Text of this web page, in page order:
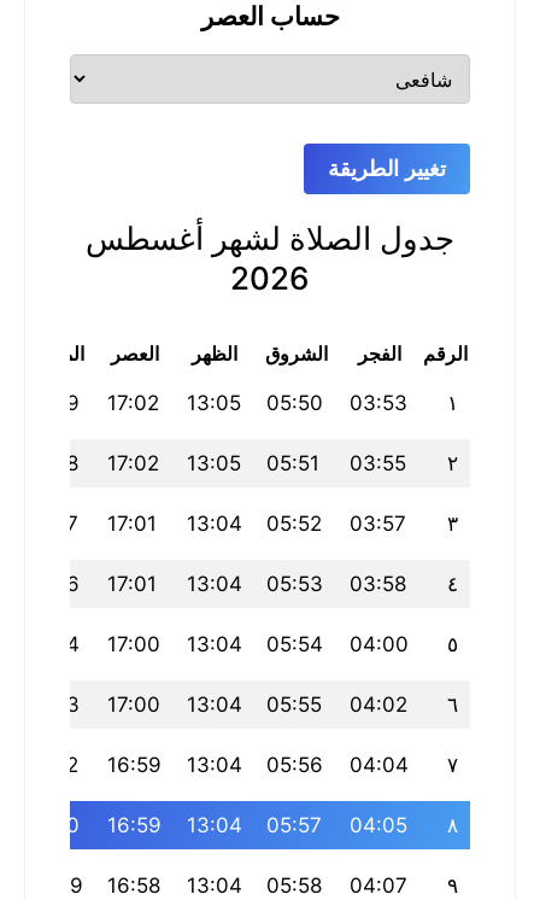
حساب العصر
تغيير الطريقة
جدول الصلاة لشهر أغسطس
2026
الرقم الفجر الشروق الظهر العصر المغرب
١ 03:53
05:50
13:05
17:02
20:19
٢ 03:55
05:51
13:05
17:02
20:18
٣ 03:57
05:52
13:04
17:01
20:17
٤ 03:58
05:53
13:04
17:01
20:16
٥ 04:00
05:54
13:04
17:00
20:14
٦ 04:02
05:55
13:04
17:00
20:13
٧ 04:04
05:56
13:04
16:59
20:12
٨ 04:05
05:57
13:04
16:59
20:10
٩ 04:07
05:58
13:04
16:58
20:09